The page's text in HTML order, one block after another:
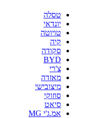
טסלה
יונדאי
טויוטה
קיה
סקודה
BYD
צ'רי
מאזדה
מיצובישי
סוזוקי
סיאט
אמ.ג'י MG